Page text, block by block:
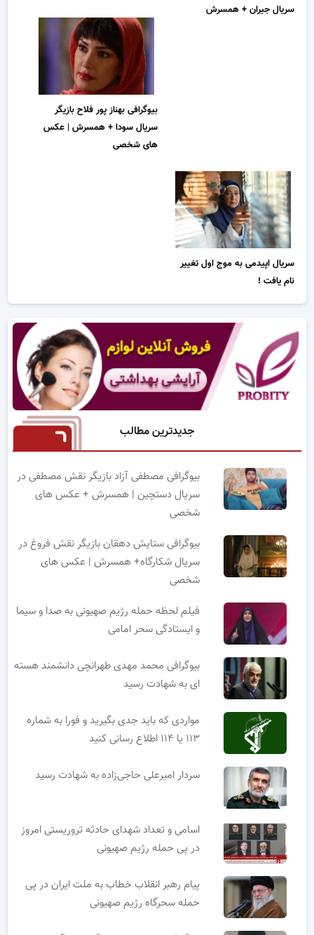
سریال جیران + همسرش
بیوگرافی بهناز پور فلاح بازیگر
سریال سودا + همسرش | عکس
های شخصی
سریال اپیدمی به موج اول تغییر
نام یافت !
جدیدترین مطالب
بیوگرافی مصطفی آزاد بازیگر نقش مصطفی در
سریال دستچین | همسرش + عکس های
شخصی
بیوگرافی ستایش دهقان بازیگر نقش فروغ در
سریال شکارگاه+ همسرش | عکس های
شخصی
فیلم لحظه حمله رژیم صهیونی به صدا و سیما
و ایستادگی سحر امامی
بیوگرافی محمد مهدی طهرانچی دانشمند هسته
ای به شهادت رسید
مواردی که باید جدی بگیرید و فورا به شماره
۱۱۳ یا ۱۱۴ اطلاع رسانی کنید
سردار امیرعلی حاجی‌زاده به شهادت رسید
اسامی و تعداد شهدای حادثه تروریستی امروز
در پی حمله رژیم صهیونی
پیام رهبر انقلاب خطاب به ملت ایران در پی
حمله سحرگاه رژیم صهیونی